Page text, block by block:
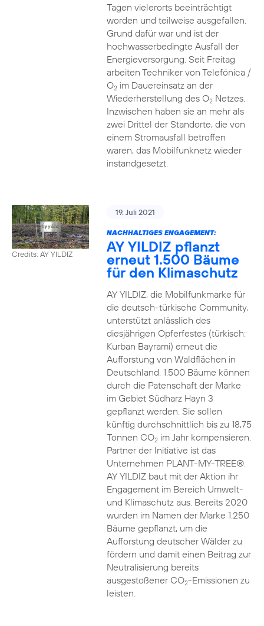
Tagen vielerorts beeinträchtigt
worden und teilweise ausgefallen.
Grund dafür war und ist der
hochwasserbedingte Ausfall der
Energieversorgung. Seit Freitag
arbeiten Techniker von Telefónica /
O2im Dauereinsatz an der
Wiederherstellung des O2Netzes.
Inzwischen haben sie an mehr als
zwei Drittel der Standorte, die von
einem Stromausfall betroffen
waren, das Mobilfunknetz wieder
instandgesetzt.
Credits: AY YILDIZ
19. Juli 2021
NACHHALTIGES ENGAGEMENT:
AY YILDIZ pflanzt
erneut 1.500 Bäume
für den Klimaschutz
AY YILDIZ, die Mobilfunkmarke für
die deutsch-türkische Community,
unterstützt anlässlich des
diesjährigen Opferfestes (türkisch:
Kurban Bayrami) erneut die
Aufforstung von Waldflächen in
Deutschland. 1.500 Bäume können
durch die Patenschaft der Marke
im Gebiet Südharz Hayn 3
gepflanzt werden. Sie sollen
künftig durchschnittlich bis zu 18,75
Tonnen CO2im Jahr kompensieren.
Partner der Initiative ist das
Unternehmen PLANT-MY-TREE®.
AY YILDIZ baut mit der Aktion ihr
Engagement im Bereich Umwelt-
und Klimaschutz aus. Bereits 2020
wurden im Namen der Marke 1.250
Bäume gepflanzt, um die
Aufforstung deutscher Wälder zu
fördern und damit einen Beitrag zur
Neutralisierung bereits
ausgestoßener CO2-Emissionen zu
leisten.